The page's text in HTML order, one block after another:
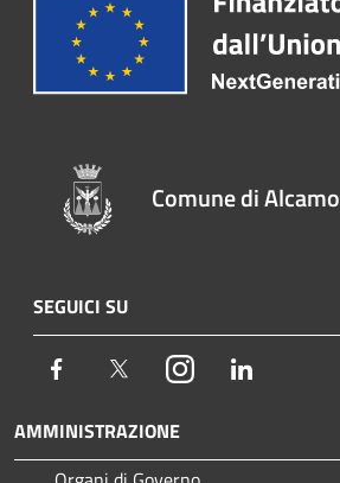
Comune di Alcamo
SEGUICI SU
Facebook TwitterInstagram
AMMINISTRAZIONE